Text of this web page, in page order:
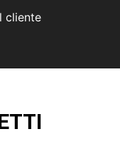
cliente